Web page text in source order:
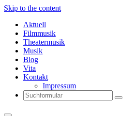
Skip to the content
Aktuell
Filmmusik
Theatermusik
Musik
Blog
Vita
Kontakt
Impressum
Search